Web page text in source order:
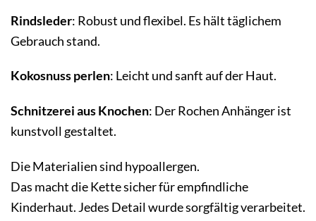
Rindsleder: Robust und flexibel. Es hält täglichem
Gebrauch stand.
Kokosnuss perlen: Leicht und sanft auf der Haut.
Schnitzerei aus Knochen: Der Rochen Anhänger ist
kunstvoll gestaltet.
Die Materialien sind hypoallergen.
Das macht die Kette sicher für empfindliche
Kinderhaut. Jedes Detail wurde sorgfältig verarbeitet.